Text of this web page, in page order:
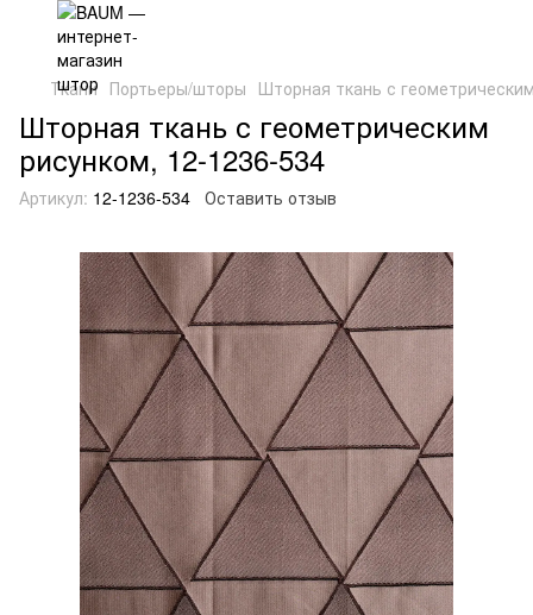
Ткани Портьеры/шторы Шторная ткань с
Шторная ткань с геометрическим
рисунком, 12-1236-534
Артикул: 12-1236-534 Оставить отзыв